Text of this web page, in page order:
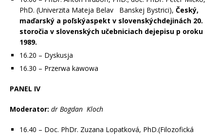
PhD. (Univerzita Mateja Belav Banskej Bystrici), Český,
maďarský a poľskýaspekt v slovenskýchdejinách 20.
storočia v slovenských učebniciach dejepisu p oroku
1989.
16.20 – Dyskusja
16.30 – Przerwa kawowa
PANEL IV
Moderator: dr Bogdan Kloch
16.40 – Doc. PhDr. Zuzana Lopatková, PhD.(Filozofická